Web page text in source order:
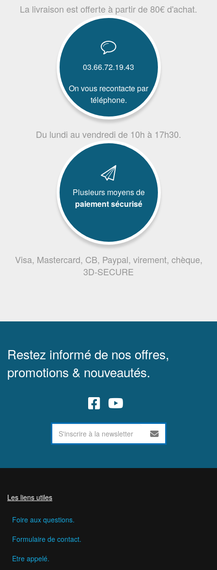
La livraison est offerte à partir de 80€ d'achat.
03.66.72.19.43
On vous recontacte par
téléphone.
Du lundi au vendredi de 10h à 17h30.
Plusieurs moyens de
paiement sécurisé
Visa, Mastercard, CB, Paypal, virement, chèque,
3D-SECURE
Restez informé de nos offres,
promotions & nouveautés.
Les liens utiles
Foire aux questions.
Formulaire de contact.
Etre appelé.